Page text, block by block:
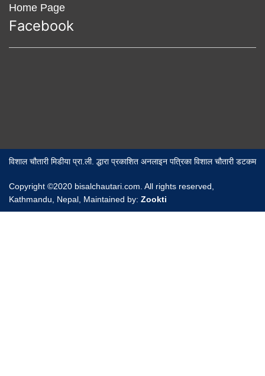
Home Page
Facebook
विशाल चौतारी मिडीया प्रा.ली. द्धारा प्रकाशित अनलाइन पत्रिका विशाल चौतारी डटकम
Copyright ©2020 bisalchautari.com. All rights reserved,
Kathmandu, Nepal, Maintained by: Zookti